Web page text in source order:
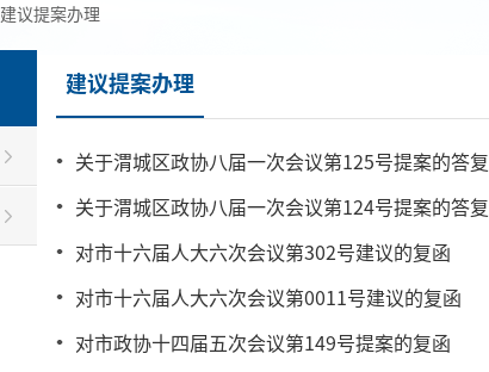
建议提案办理
建议提案办理
关于渭城区政协八届一次会议第125号提案的答复
关于渭城区政协八届一次会议第124号提案的答复
对市十六届人大六次会议第302号建议的复函
对市十六届人大六次会议第0011号建议的复函
对市政协十四届五次会议第149号提案的复函